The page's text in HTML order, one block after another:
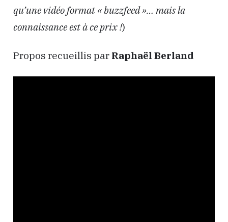
qu’une vidéo format « buzzfeed »… mais la
connaissance est à ce prix !)
Propos recueillis par Raphaël Berland